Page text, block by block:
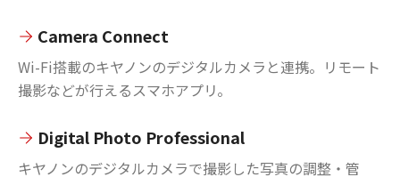
Camera Connect
Wi-Fi搭載のキヤノンのデジタルカメラと連携。リモート
撮影などが行えるスマホアプリ。
Digital Photo Professional
キヤノンのデジタルカメラで撮影した写真の調整・管